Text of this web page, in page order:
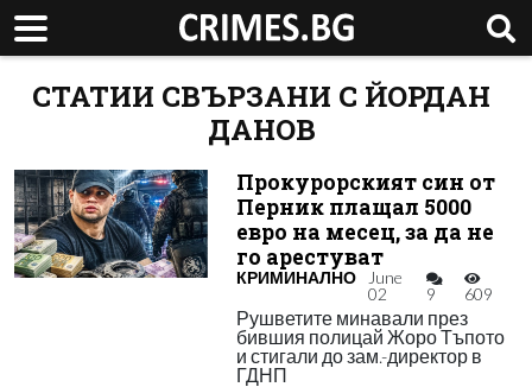
СТАТИИ СВЪРЗАНИ С ЙОРДАН
ДАНОВ
Прокурорският син от
Перник плащал 5000
евро на месец, за да не
го арестуват
КРИМИНАЛНО
June
02
9 609
Рушветите минавали през
бившия полицай Жоро Тъпото
и стигали до зам.-директор в
ГДНП